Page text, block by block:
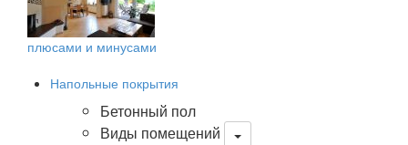
плюсами и минусами
Напольные покрытия
Бетонный пол
Виды помещений